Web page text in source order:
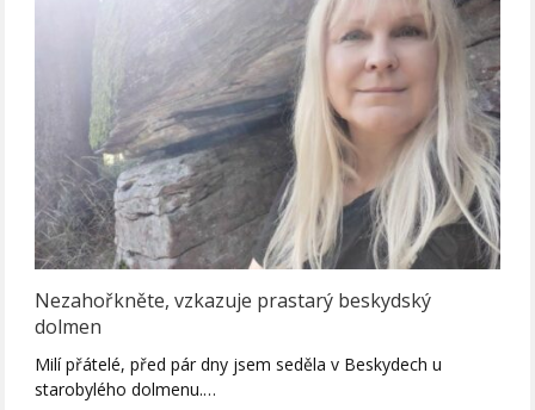
Nezahořkněte, vzkazuje prastarý beskydský
dolmen
Milí přátelé, před pár dny jsem seděla v Beskydech u
starobylého dolmenu.…